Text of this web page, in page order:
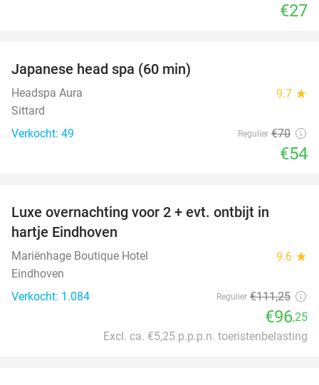
€27
Japanese head spa (60 min)
Headspa Aura 9.7 star
Sittard
Verkocht: 49
Regulier €70
€54
Luxe overnachting voor 2 + evt. ontbijt in
hartje Eindhoven
Mariënhage Boutique Hotel 9.6 star
Eindhoven
Verkocht: 1.084
Regulier €111,25
€96,25
Excl. ca. €5,25 p.p.p.n. toeristenbelasting